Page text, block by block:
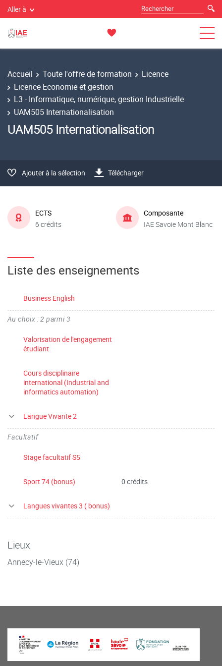
Aller à
Accueil Toute l'offre de formation
Licence
Licence Economie et gestion
L3 - Informatique, numérique, gestion Industrielle
UAM505 Internationalisation
UAM505 Internationalisation
Ajouter à la sélection Télécharger
ECTS
6 crédits
Composante
IAE Savoie Mont Blanc
Liste des enseignements
Business English
Au choix : 2 parmi 3
Valorisation de l'engagement
étudiant
Cours disciplinaire
international (Industrial and
informatics automation)
Langue Vivante 2
Facultatif
Stage facultatif S5
Sport 74 (bonus) 0 crédits
Langues vivantes 3 ( bonus)
Lieux
Annecy-le-Vieux (74)